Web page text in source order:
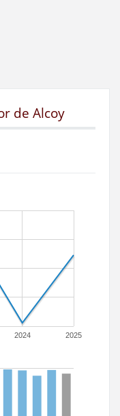
de Alcoy
2024 2025